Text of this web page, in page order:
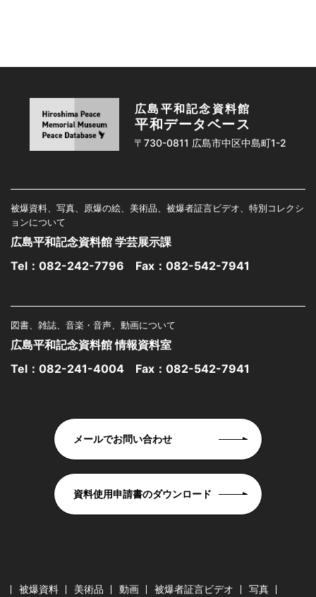
広島平和記念資料館
平和データベース
〒730-0811 広島市中区中島町1-2
被爆資料、写真、原爆の絵、美術品、被爆者証言ビデオ、特別コレクシ
ョンについて
広島平和記念資料館 学芸展示課
Tel： 082-242-7796 Fax：082-542-7941
図書、雑誌、音楽・音声、動画について
広島平和記念資料館 情報資料室
Tel： 082-241-4004 Fax：082-542-7941
メールでお問い合わせ
資料使用申請書のダウンロード
被爆資料 美術品 動画 被爆者証言ビデオ 写真